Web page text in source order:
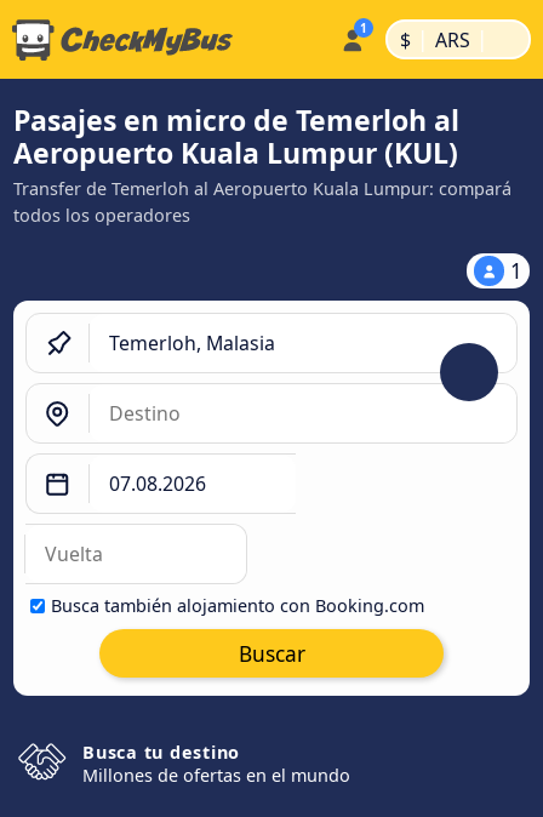
$ | ARS |
Pasajes en micro de Temerloh al
Aeropuerto Kuala Lumpur (KUL)
Transfer de Temerloh al Aeropuerto Kuala Lumpur: compará
todos los operadores
1
Busca también alojamiento con Booking.com
Buscar
Busca tu destino
Millones de ofertas en el mundo